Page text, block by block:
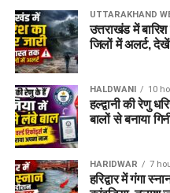
UTTARAKHAND
उत्तराखंड में
जिलों में अलर्ट, देखें
HALDWANI 10
हल्द्वानी की रेणु
बालों से बनाया
HARIDWAR 7
हरिद्वार में गंगा